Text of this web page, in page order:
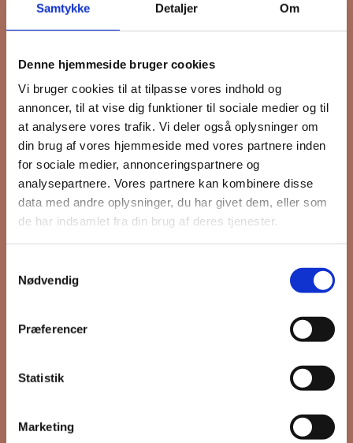
Samtykke Detaljer Om
Denne hjemmeside bruger cookies
Vi bruger cookies til at tilpasse vores indhold og
annoncer, til at vise dig funktioner til sociale medier og til
at analysere vores trafik. Vi deler også oplysninger om
din brug af vores hjemmeside med vores partnere inden
for sociale medier, annonceringspartnere og
analysepartnere. Vores partnere kan kombinere disse
data med andre oplysninger, du har givet dem, eller som
de har indsamlet fra din brug af deres tjenester.
Nødvendig
Præferencer
Statistik
Marketing
Tilmeld dig FB
Gruppens
nyhedsbrev
Hold dig opdateret på hvad der sker
på Grønttorvet. I vores nyhedsbrev
sender vi blandt andet invitation til
boliger til salg og udlejning, så du
Efternavn